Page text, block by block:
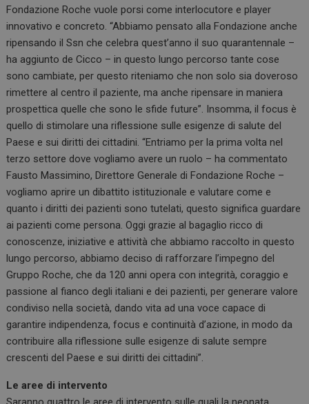
Fondazione Roche vuole porsi come interlocutore e player
innovativo e concreto. “Abbiamo pensato alla Fondazione anche
ripensando il Ssn che celebra quest’anno il suo quarantennale –
ha aggiunto de Cicco – in questo lungo percorso tante cose
sono cambiate, per questo riteniamo che non solo sia doveroso
rimettere al centro il paziente, ma anche ripensare in maniera
prospettica quelle che sono le sfide future”. Insomma, il focus è
quello di stimolare una riflessione sulle esigenze di salute del
Paese e sui diritti dei cittadini. “Entriamo per la prima volta nel
terzo settore dove vogliamo avere un ruolo – ha commentato
Fausto Massimino, Direttore Generale di Fondazione Roche –
vogliamo aprire un dibattito istituzionale e valutare come e
quanto i diritti dei pazienti sono tutelati, questo significa guardare
ai pazienti come persona. Oggi grazie al bagaglio ricco di
conoscenze, iniziative e attività che abbiamo raccolto in questo
lungo percorso, abbiamo deciso di rafforzare l’impegno del
Gruppo Roche, che da 120 anni opera con integrità, coraggio e
passione al fianco degli italiani e dei pazienti, per generare valore
condiviso nella società, dando vita ad una voce capace di
garantire indipendenza, focus e continuità d’azione, in modo da
contribuire alla riflessione sulle esigenze di salute sempre
crescenti del Paese e sui diritti dei cittadini”.
Le aree di intervento